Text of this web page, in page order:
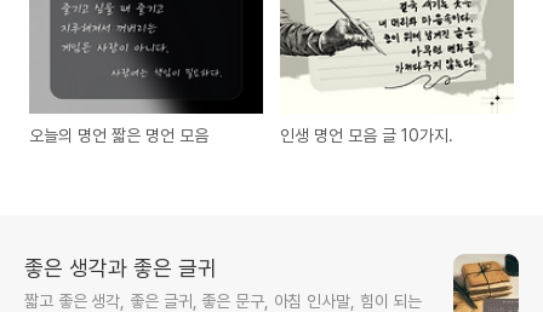
오늘의 명언 짧은 명언 모음 인생 명언 모음 글 10가지.
좋은 생각과 좋은 글귀
짧고 좋은 생각, 좋은 글귀, 좋은 문구, 아침 인사말, 힘이 되는